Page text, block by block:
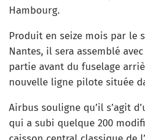
Hambourg.
Produit en seize mois par le
Nantes, il sera assemblé
partie avant du fuselage
nouvelle ligne pilote située
Airbus souligne qu’il s’agit
qui a subi quelque 200